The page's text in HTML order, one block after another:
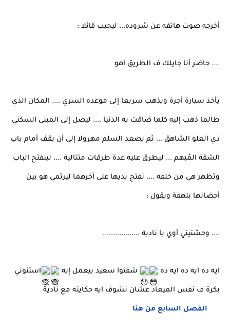
أخرجه صوت هاتفه عن شروده... ليجيب قائلا :
.... حاضر أنا جايلك ف الطريق اهو
يأخذ سيارة أجرة ويذهب سريعا إلى موعده السري .... المكان الذي
طالما ذهب إليه كلما ضاقت به الدنيا .... ليصل إلى المبنى السكني
ذي العلو الشاهق ... ثم يصعد السلم مهرولا إلى أن يقف أمام باب
الشقة المُبهم ... ليطرق عليه عدة طرقات متتالية .... لينفتح الباب
وتظهر هي من خلفه .... تفتح يديها على آخرهما ليرتمي هو بين
أحضانها بلهفة ويقول :
.... وحشتيني أوي يا نادية ..................
ايه ده ايه ده ايه ده شفتوا سعيد بيعمل إيه استنوني
بكرة ف نفس الميعاد عشان نشوف ايه حكايته مع نادية
الفصل السابع من هنا